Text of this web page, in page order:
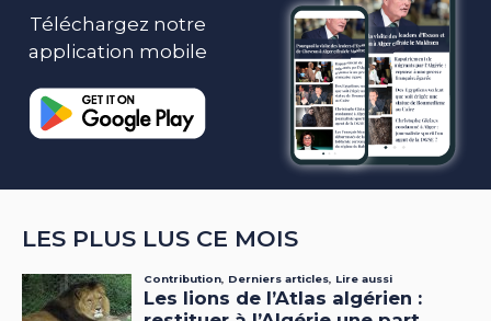
Téléchargez notre
application mobile
LES PLUS LUS CE MOIS